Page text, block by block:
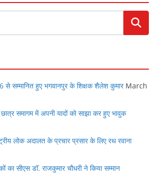
से सम्मानित हुए भगवानपुर के शिक्षक शैलेश कुमार March
छात्र समागम में अपनी यादों को साझा कर हुए भावुक
लोक अदालत के प्रचार प्रसार के लिए रथ रवाना
सीएस डॉ. राजकुमार चौधरी ने किया सम्मान